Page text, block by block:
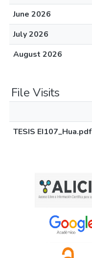
June 2026
July 2026
August 2026
File Visits
TESIS EI107_Hua.pdf